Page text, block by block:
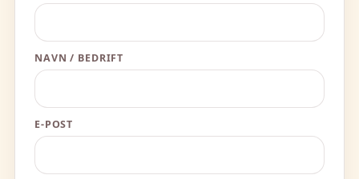
NAVN / BEDRIFT
E-POST